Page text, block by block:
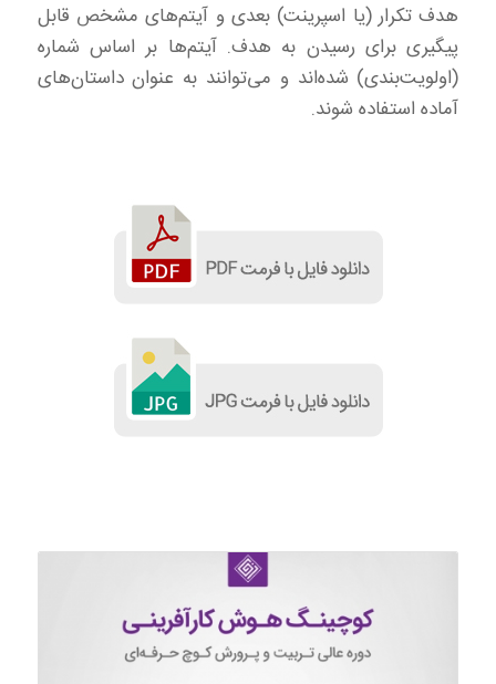
هدف تکرار (یا اسپرینت) بعدی و آیتم‌های مشخص قابل
پیگیری برای رسیدن به هدف. آیتم‌ها بر اساس شماره
(اولویت‌بندی) شده‌اند و می‌توانند به عنوان داستان‌های
آماده استفاده شوند.